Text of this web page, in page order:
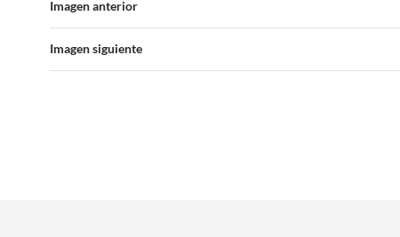
Imagen anterior
Imagen siguiente